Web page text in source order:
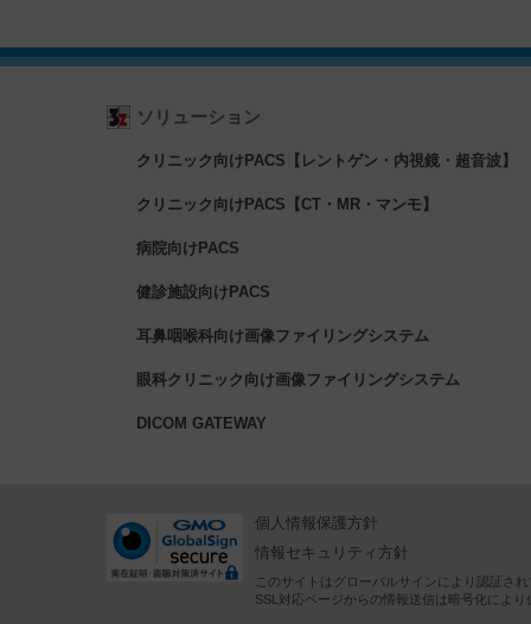
ソリューション
クリニック向けPACS【レントゲン・内視鏡・超音波】
クリニック向けPACS【CT・MR・マンモ】
病院向けPACS
健診施設向けPACS
耳鼻咽喉科向け画像ファイリングシステム
眼科クリニック向け画像ファイリングシステム
DICOM GATEWAY
個人情報保護方針
情報セキュリティ方針
このサイトはグローバルサインにより認証さ
SSL対応ページからの情報送信は暗号化により